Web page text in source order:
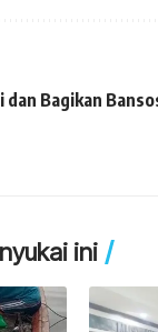
Bagikan
ini